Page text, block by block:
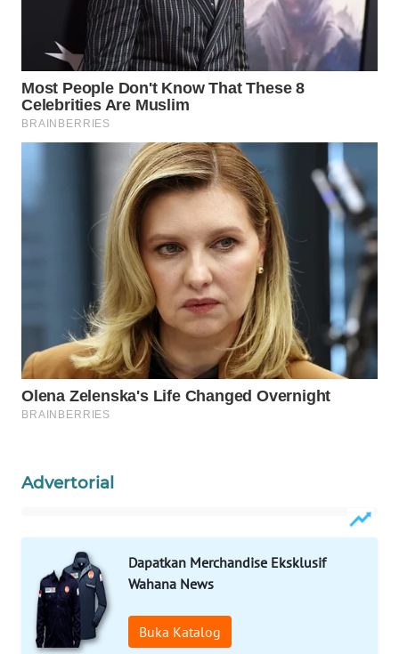
Advertorial
Dapatkan Merchandise Eksklusif
Wahana News
Buka Katalog
Network
KONSUMEN
LISTRIK
MARTABAT
NET
LKKI
KOPEKLIN